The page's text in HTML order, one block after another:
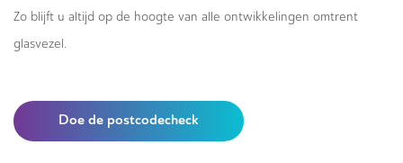
Zo blijft u altijd op de hoogte van alle ontwikkelingen omtrent
glasvezel.
Doe de postcodecheck